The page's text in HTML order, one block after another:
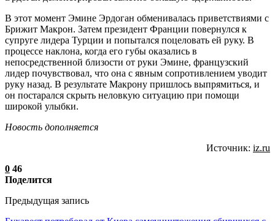
В этот момент Эмине Эрдоган обменивалась приветствиями с
Брижит Макрон. Затем президент Франции повернулся к
супруге лидера Турции и попытался поцеловать ей руку. В
процессе наклона, когда его губы оказались в
непосредственной близости от руки Эмине, французский
лидер почувствовал, что она с явным сопротивлением уводит
руку назад. В результате Макрону пришлось выпрямиться, и
он постарался скрыть неловкую ситуацию при помощи
широкой улыбки.
Новость дополняется
Источник: iz.ru
0 46
Поделится
Предыдущая запись